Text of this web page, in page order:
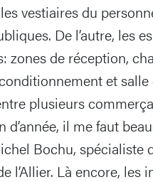
les vestiaires du
De l’autre, les
zones de réception,
et
plusieurs
d’année, il me faut
Bochu, spécialiste
l’Allier. Là encore, les